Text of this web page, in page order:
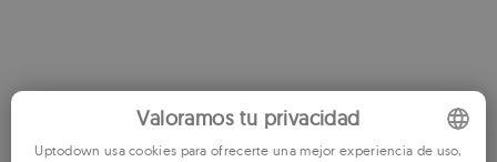
Valoramos tu privacidad
Uptodown usa cookies para ofrecerte una mejor experiencia de uso,